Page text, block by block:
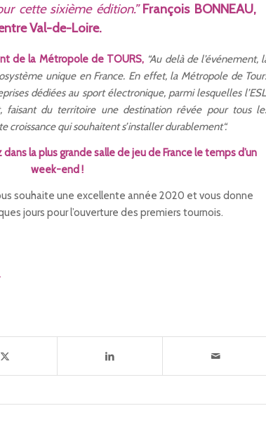
cette sixième édition.”François BONNEAU,
Val-de-Loire.
de la Métropole de TOURS, “Au delà de l’événement,
unique en France. En effet, la Métropole de
dédiées au sport électronique, parmi lesquelles
du territoire une destination rêvée pour tous
croissance qui souhaitent s’installer durablement“.
la plus grande salle de jeu de France le temps d’un
week-end !
souhaite une excellente année 2020 et vous donne
jours pour l’ouverture des premiers tournois.